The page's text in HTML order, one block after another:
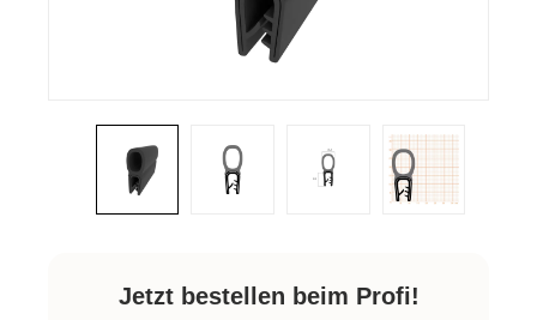
Jetzt bestellen beim Profi!